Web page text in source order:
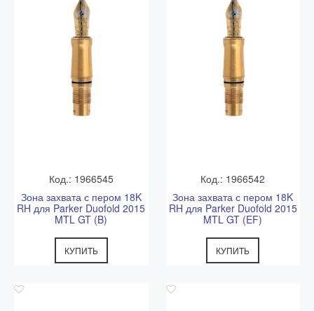
Код.: 1966545
Зона захвата с пером 18K
RH для Parker Duofold 2015
MTL GT (B)
КУПИТЬ
Код.: 1966542
Зона захвата с пером 18K
RH для Parker Duofold 2015
MTL GT (EF)
КУПИТЬ